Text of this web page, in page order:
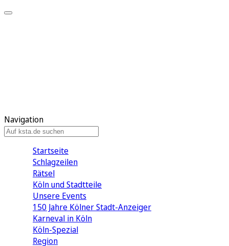
Navigation
Startseite
Schlagzeilen
Rätsel
Köln und Stadtteile
Unsere Events
150 Jahre Kölner Stadt-Anzeiger
Karneval in Köln
Köln-Spezial
Region